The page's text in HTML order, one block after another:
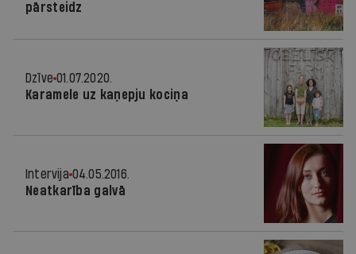
pārsteidz
Dzīve 01.07.2020.
Karamele uz kaņepju kociņa
Intervija 04.05.2016.
Neatkarība galvā